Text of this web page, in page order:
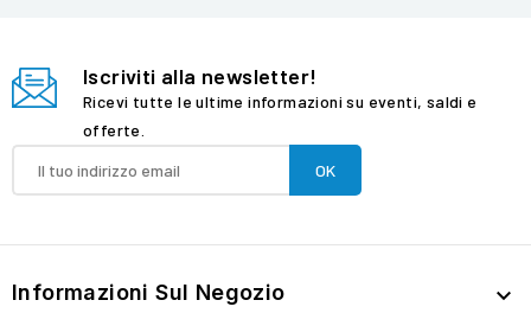
Iscriviti alla newsletter!
Ricevi tutte le ultime informazioni su eventi, saldi e
offerte.
Informazioni Sul Negozio 